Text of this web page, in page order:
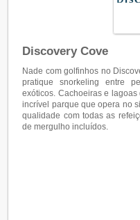
Discovery Cove
Nade com golfinhos no
pratique snorkeling entre
exóticos. Cachoeiras e
incrível parque que opera no
qualidade com todas as
de mergulho incluídos.